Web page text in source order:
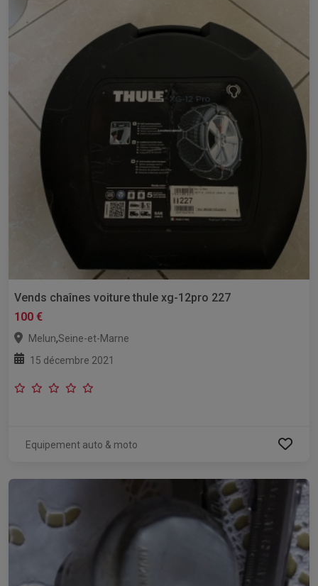
Vends chaînes voiture thule xg-12pro 227
100 €
Melun,Seine-et-Marne
15 décembre 2021
Equipement auto & moto